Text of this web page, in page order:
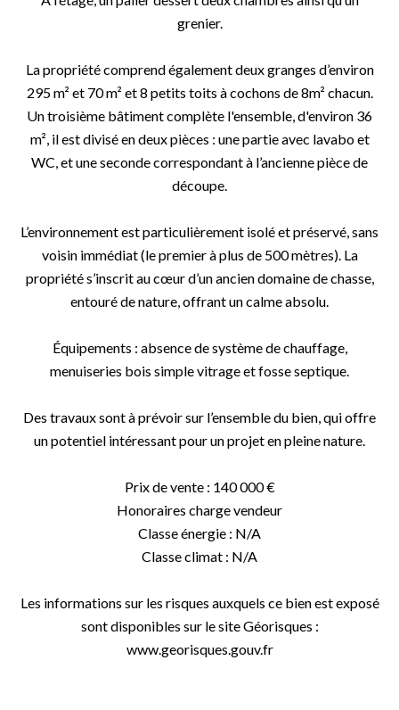
grenier.
La propriété comprend également deux granges d’environ
295 m² et 70 m² et 8 petits toits à cochons de 8m² chacun.
Un troisième bâtiment complète l'ensemble, d'environ 36
m², il est divisé en deux pièces : une partie avec lavabo et
WC, et une seconde correspondant à l’ancienne pièce de
découpe.
L’environnement est particulièrement isolé et préservé, sans
voisin immédiat (le premier à plus de 500 mètres). La
propriété s’inscrit au cœur d’un ancien domaine de chasse,
entouré de nature, offrant un calme absolu.
Équipements : absence de système de chauffage,
menuiseries bois simple vitrage et fosse septique.
Des travaux sont à prévoir sur l’ensemble du bien, qui offre
un potentiel intéressant pour un projet en pleine nature.
Prix de vente : 140 000 €
Honoraires charge vendeur
Classe énergie : N/A
Classe climat : N/A
Les informations sur les risques auxquels ce bien est exposé
sont disponibles sur le site Géorisques :
www.georisques.gouv.fr